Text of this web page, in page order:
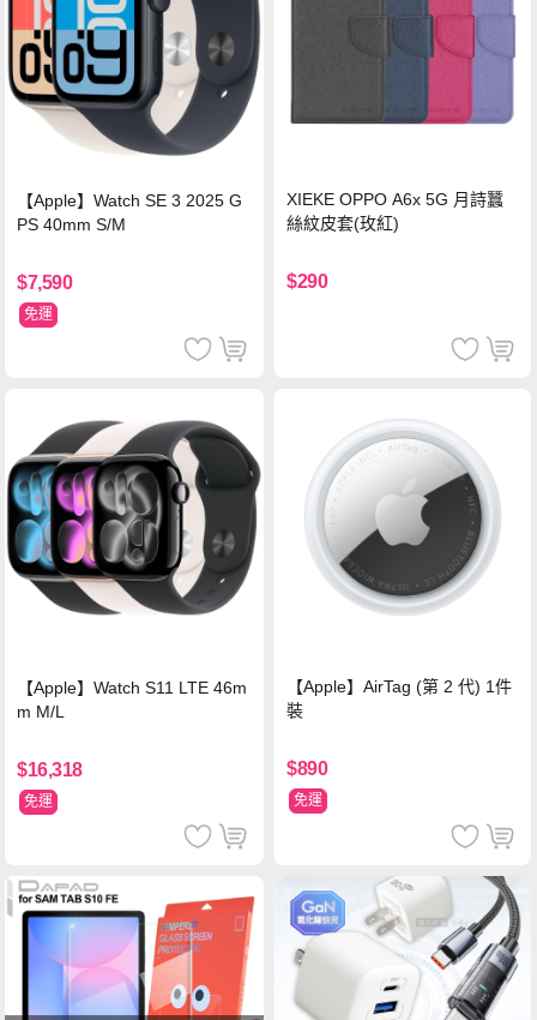
【Apple】Watch SE 3 2025 G
PS 40mm S/M
$7,590
免運
XIEKE OPPO A6x 5G 月詩蠶
絲紋皮套(玫紅)
$290
【Apple】Watch S11 LTE 46m
m M/L
$16,318
免運
【Apple】AirTag (第 2 代) 1件
裝
$890
免運